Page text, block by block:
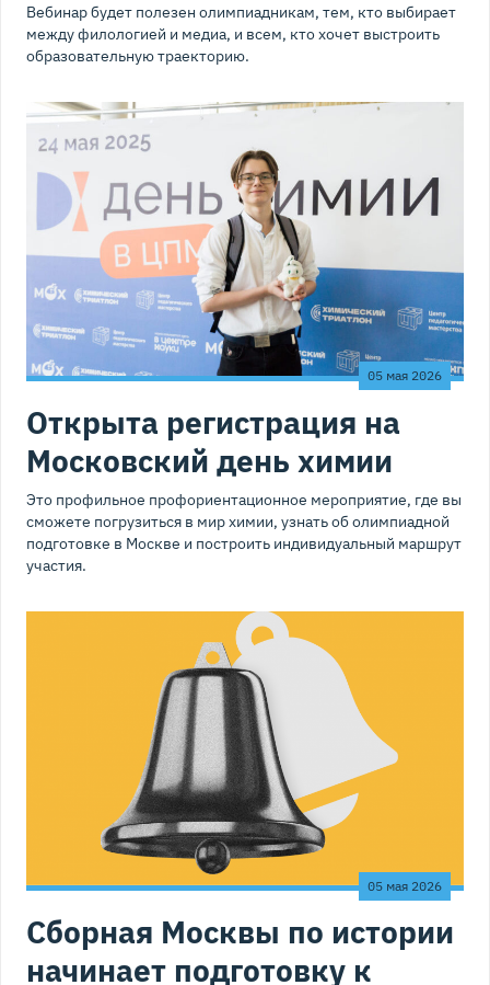
Вебинар будет полезен олимпиадникам, тем, кто выбирает
между филологией и медиа, и всем, кто хочет выстроить
образовательную траекторию.
05 мая 2026
Открыта регистрация на
Московский день химии
Это профильное профориентационное мероприятие, где вы
сможете погрузиться в мир химии, узнать об олимпиадной
подготовке в Москве и построить индивидуальный маршрут
участия.
05 мая 2026
Сборная Москвы по истории
начинает подготовку к